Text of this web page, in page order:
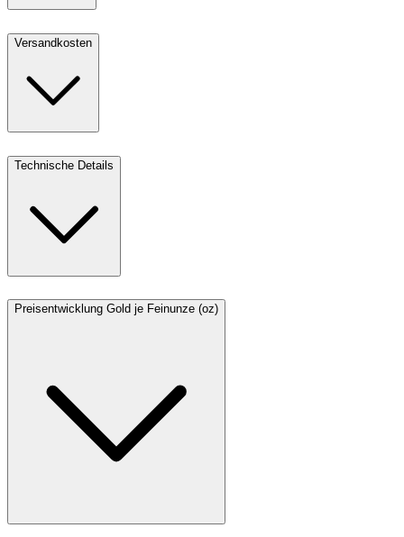
Versandkosten
Technische Details
Preisentwicklung Gold je Feinunze (oz)